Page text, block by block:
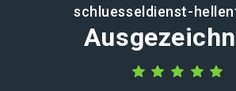
schluesseldienst-